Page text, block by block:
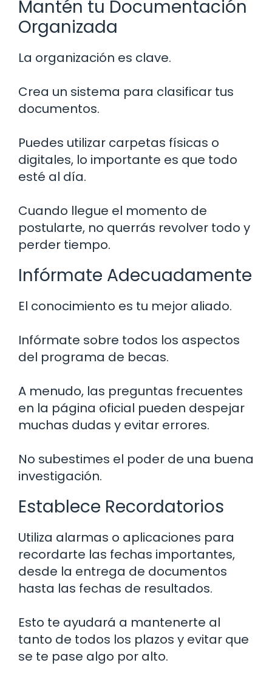
Mantén tu Documentación
Organizada
La organización es clave.
Crea un sistema para clasificar tus
documentos.
Puedes utilizar carpetas físicas o
digitales, lo importante es que todo
esté al día.
Cuando llegue el momento de
postularte, no querrás revolver todo y
perder tiempo.
Infórmate Adecuadamente
El conocimiento es tu mejor aliado.
Infórmate sobre todos los aspectos
del programa de becas.
A menudo, las preguntas frecuentes
en la página oficial pueden despejar
muchas dudas y evitar errores.
No subestimes el poder de una buena
investigación.
Establece Recordatorios
Utiliza alarmas o aplicaciones para
recordarte las fechas importantes,
desde la entrega de documentos
hasta las fechas de resultados.
Esto te ayudará a mantenerte al
tanto de todos los plazos y evitar que
se te pase algo por alto.